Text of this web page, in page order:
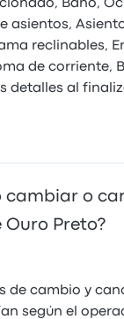
Baño,
asientos,
reclinables,
de corriente,
detalles al
cambiar o
Ouro Preto?
de cambio y
según el